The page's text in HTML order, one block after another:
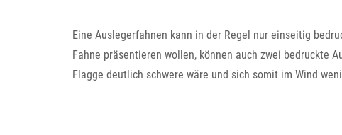
Eine Auslegerfahnen kann in der Regel nur einseitig
Fahne präsentieren wollen, können auch zwei bedruckte
Flagge deutlich schwere wäre und sich somit im Wind